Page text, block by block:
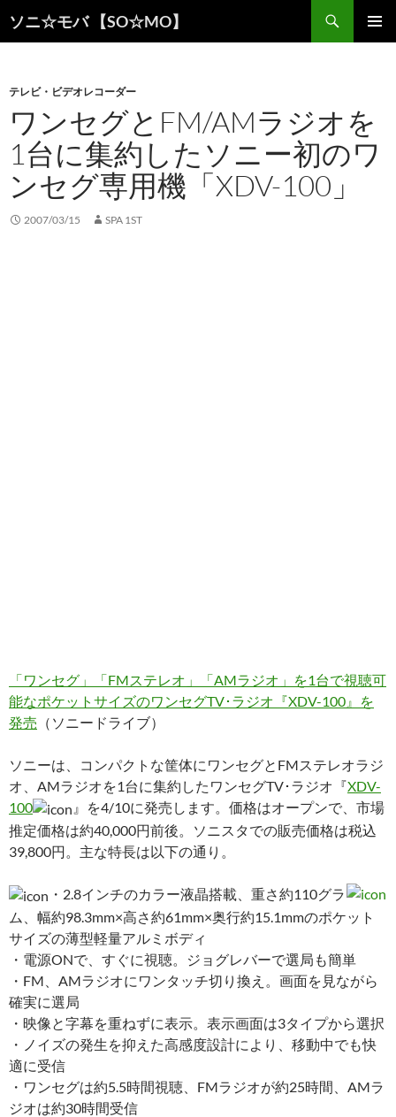
ソニ☆モバ 【SO☆MO】
索
ン
ツ
へ
ス
キ
ッ
プ
テレビ・ビデオレコーダー
ワンセグとFM/AMラジオを
1台に集約したソニー初のワ
ンセグ専用機「XDV-100」
2007/03/15 SPA 1ST
「ワンセグ」「FMステレオ」「AMラジオ」を1台で視聴可
能なポケットサイズのワンセグTV･ラジオ『XDV-100』を
発売 （ソニードライブ）
ソニーは、コンパクトな筐体にワンセグとFMステレオラジ
オ、AMラジオを1台に集約したワンセグTV･ラジオ『XDV-
100
』を4/10に発売します。価格はオープンで、市場
推定価格は約40,000円前後。ソニスタでの販売価格は税込
39,800円。主な特長は以下の通り。
・2.8インチのカラー液晶搭載、重さ約110グラ
ム、幅約98.3mm×高さ約61mm×奥行約15.1mmのポケット
サイズの薄型軽量アルミボディ
・電源ONで、すぐに視聴。ジョグレバーで選局も簡単
・FM、AMラジオにワンタッチ切り換え。画面を見ながら
確実に選局
・映像と字幕を重ねずに表示。表示画面は3タイプから選択
・ノイズの発生を抑えた高感度設計により、移動中でも快
適に受信
・ワンセグは約5.5時間視聴、FMラジオが約25時間、AMラ
ジオは約30時間受信